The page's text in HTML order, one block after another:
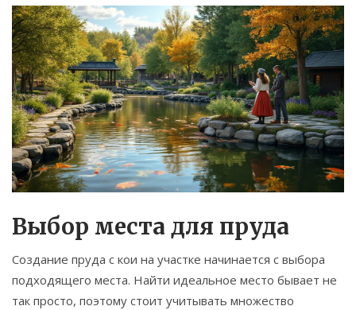
Выбор места для пруда
Создание пруда с кои на участке начинается с выбора
подходящего места. Найти идеальное место бывает не
так просто, поэтому стоит учитывать множество